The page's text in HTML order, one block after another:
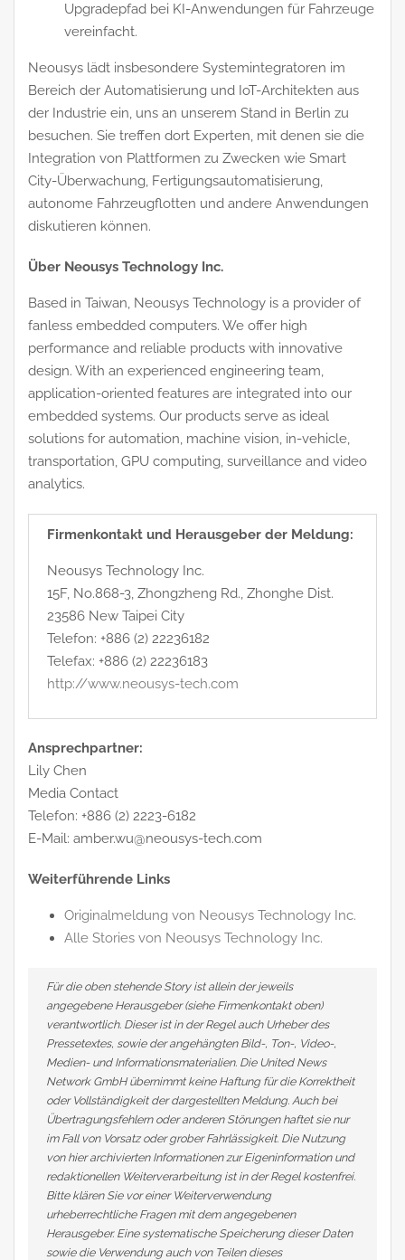
Upgradepfad bei KI-Anwendungen für Fahrzeuge
vereinfacht.
Neousys lädt insbesondere Systemintegratoren im
Bereich der Automatisierung und IoT-Architekten aus
der Industrie ein, uns an unserem Stand in Berlin zu
besuchen. Sie treffen dort Experten, mit denen sie die
Integration von Plattformen zu Zwecken wie Smart
City-Überwachung, Fertigungsautomatisierung,
autonome Fahrzeugflotten und andere Anwendungen
diskutieren können.
Über Neousys Technology Inc.
Based in Taiwan, Neousys Technology is a provider of
fanless embedded computers. We offer high
performance and reliable products with innovative
design. With an experienced engineering team,
application-oriented features are integrated into our
embedded systems. Our products serve as ideal
solutions for automation, machine vision, in-vehicle,
transportation, GPU computing, surveillance and video
analytics.
Firmenkontakt und Herausgeber der Meldung:
Neousys Technology Inc.
15F, No.868-3, Zhongzheng Rd., Zhonghe Dist.
23586 New Taipei City
Telefon: +886 (2) 22236182
Telefax: +886 (2) 22236183
http://www.neousys-tech.com
Ansprechpartner:
Lily Chen
Media Contact
Telefon: +886 (2) 2223-6182
E-Mail: amber.wu@neousys-tech.com
Weiterführende Links
Originalmeldung von Neousys Technology Inc.
Alle Stories von Neousys Technology Inc.
Für die oben stehende Story ist allein der jeweils
angegebene Herausgeber (siehe Firmenkontakt oben)
verantwortlich. Dieser ist in der Regel auch Urheber des
Pressetextes, sowie der angehängten Bild-, Ton-, Video-,
Medien- und Informationsmaterialien. Die United News
Network GmbH übernimmt keine Haftung für die Korrektheit
oder Vollständigkeit der dargestellten Meldung. Auch bei
Übertragungsfehlern oder anderen Störungen haftet sie nur
im Fall von Vorsatz oder grober Fahrlässigkeit. Die Nutzung
von hier archivierten Informationen zur Eigeninformation und
redaktionellen Weiterverarbeitung ist in der Regel kostenfrei.
Bitte klären Sie vor einer Weiterverwendung
urheberrechtliche Fragen mit dem angegebenen
Herausgeber. Eine systematische Speicherung dieser Daten
sowie die Verwendung auch von Teilen dieses